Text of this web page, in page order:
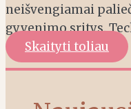
neišvengiamai
gyvenimo sritys.
Skaityti toliau